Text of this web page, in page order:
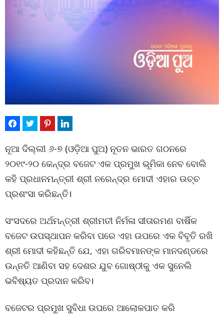
ନୂଆ ଦିଲ୍ଲୀ ୬-୭ (ଓଡ଼ିଆ ପୁଅ) ନୂତନ ଭାରତ ଗଠନରେ
୨୦୧୯-୨୦ କେନ୍ଦ୍ର ବଜେଟ ଏକ ପ୍ରମୁଖ ଭୂମିକା ନେବ ବୋଲି
କହି ପ୍ରଧାନମନ୍ତ୍ରୀ ଶ୍ରୀ ନରେନ୍ଦ୍ର ମୋଦୀ ଏହାର ଉଚ୍ଚ
ପ୍ରଶଂସା କରିଛନ୍ତି।
ସଂସଦରେ ଅର୍ଥମନ୍ତ୍ରୀ ଶ୍ରୀମତୀ ନିର୍ମଳା ସୀତାରମଣ ବାର୍ଷିକ
ବଜେଟ ଉପସ୍ଥାପନ କରିବା ପରେ ଏହା ଉପରେ ଏକ ବିବୃତି ରଖି
ଶ୍ରୀ ମୋଦୀ କହିଛନ୍ତି ଯେ, ଏହା ଗରିବମାନଙ୍କ ମାନଦଣ୍ଡରେ
ଉନ୍ନତି ଆଣିବା ସହ ଦେଶର ଯୁବ ଗୋଷ୍ଠୀକୁ ଏକ ସୁନେଲି
ଭବିଷ୍ୟତ ପ୍ରଦାନ କରିବ।
ବଜେଟର ପ୍ରମୁଖ ସୁବିଧା ଉପରେ ଆଲୋକପାତ କରି